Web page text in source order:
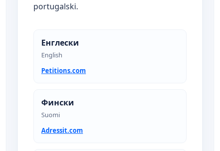
portugalski.
Енглески
English
Petitions.com
Фински
Suomi
Adressit.com